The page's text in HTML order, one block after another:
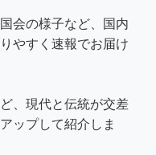
会の様子など、国内
やすく速報でお届け
、現代と伝統が交差
ップして紹介しま